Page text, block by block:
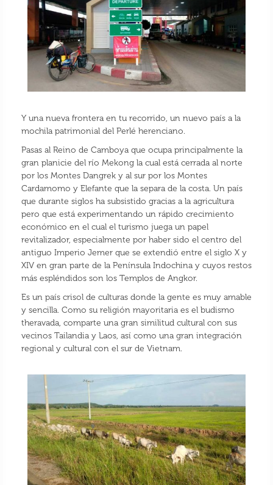
Y una nueva frontera en tu recorrido, un nuevo país a la
mochila patrimonial del Perlé herenciano.
Pasas al Reino de Camboya que ocupa principalmente la
gran planicie del río Mekong la cual está cerrada al norte
por los Montes Dangrek y al sur por los Montes
Cardamomo y Elefante que la separa de la costa. Un país
que durante siglos ha subsistido gracias a la agricultura
pero que está experimentando un rápido crecimiento
económico en el cual el turismo juega un papel
revitalizador, especialmente por haber sido el centro del
antiguo Imperio Jemer que se extendió entre el siglo X y
XIV en gran parte de la Península Indochina y cuyos restos
más espléndidos son los Templos de Angkor.
Es un país crisol de culturas donde la gente es muy amable
y sencilla. Como su religión mayoritaria es el budismo
theravada, comparte una gran similitud cultural con sus
vecinos Tailandia y Laos, así como una gran integración
regional y cultural con el sur de Vietnam.